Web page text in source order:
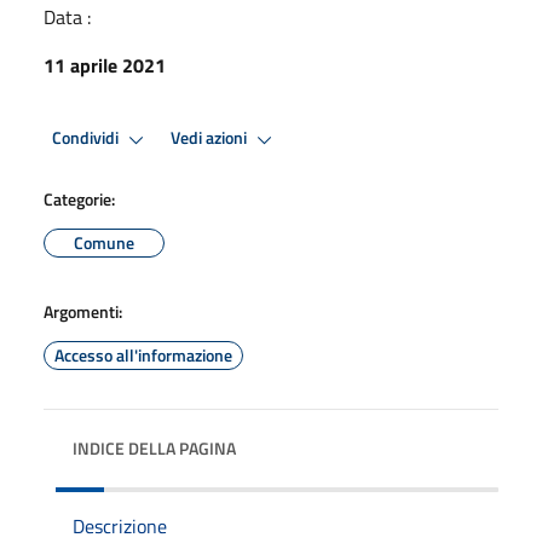
Data :
11 aprile 2021
Condividi Vedi azioni
Categorie:
Comune
Argomenti:
Accesso all'informazione
INDICE DELLA PAGINA
Descrizione